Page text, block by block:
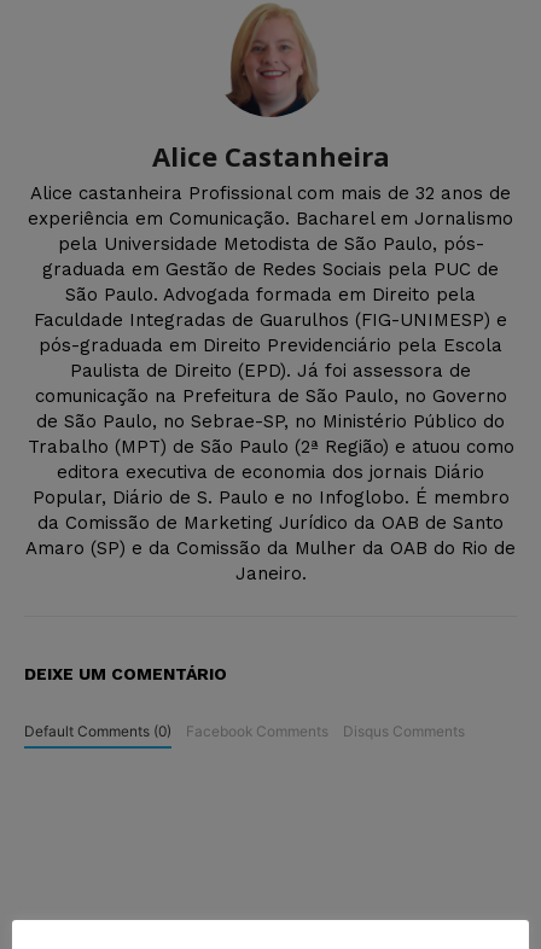
Alice Castanheira
Alice castanheira Profissional com mais de 32 anos de
experiência em Comunicação. Bacharel em Jornalismo
pela Universidade Metodista de São Paulo, pós-
graduada em Gestão de Redes Sociais pela PUC de
São Paulo. Advogada formada em Direito pela
Faculdade Integradas de Guarulhos (FIG-UNIMESP) e
pós-graduada em Direito Previdenciário pela Escola
Paulista de Direito (EPD). Já foi assessora de
comunicação na Prefeitura de São Paulo, no Governo
de São Paulo, no Sebrae-SP, no Ministério Público do
Trabalho (MPT) de São Paulo (2ª Região) e atuou como
editora executiva de economia dos jornais Diário
Popular, Diário de S. Paulo e no Infoglobo. É membro
da Comissão de Marketing Jurídico da OAB de Santo
Amaro (SP) e da Comissão da Mulher da OAB do Rio de
Janeiro.
DEIXE UM COMENTÁRIO
Default Comments (0) Facebook Comments Disqus Comments